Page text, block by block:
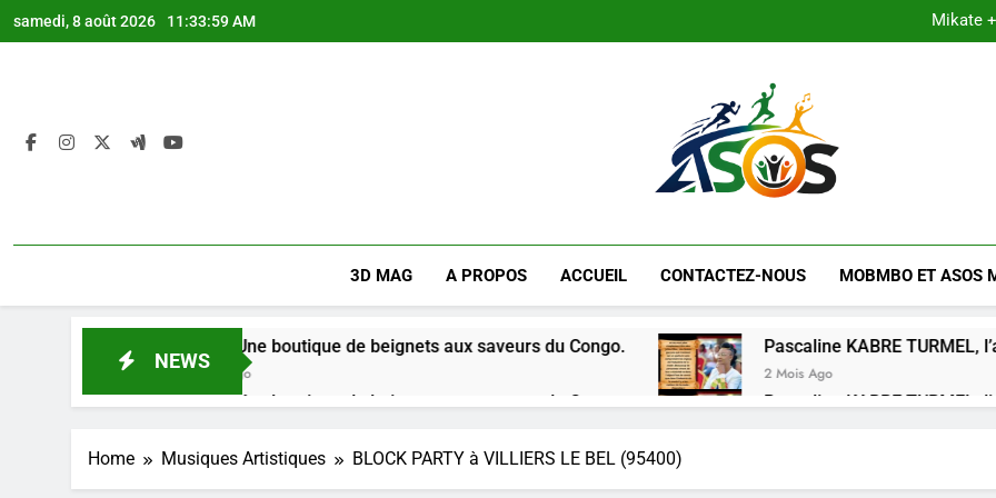
to
samedi, 8 août 2026 11:34:00 AM
Mikate
Shekinah Nanour Tchilendo : «
Shekinah Nanour Tchilendo : «
Pascaline KABRE
LE MAG DE
3D MAG A PROPOS ACCUEIL CONTACTEZ-NOUS MOBMBO ET ASOS
NEWS
Mikate + : Une boutique de beignets aux saveurs du Congo.
4 Semaines Ago
Pascaline KABRE TURMEL,
2 Mois Ago
Mikate + : Une boutique de beignets aux saveurs du Congo. Pascaline KABRE TURMEL,
Home Musiques Artistiques BLOCK PARTY à VILLIERS LE BEL (95400)